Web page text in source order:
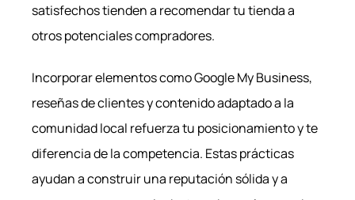
satisfechos tienden a recomendar tu tienda a
otros potenciales compradores.
Incorporar elementos como Google My Business,
reseñas de clientes y contenido adaptado a la
comunidad local refuerza tu posicionamiento y te
diferencia de la competencia. Estas prácticas
ayudan a construir una reputación sólida y a